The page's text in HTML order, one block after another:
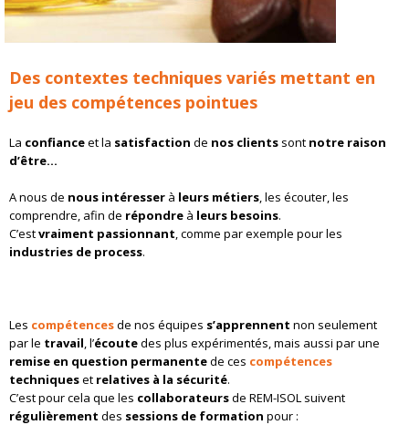
Des contextes techniques variés mettant en
jeu des compétences pointues
La confianceet la satisfaction de nos clients sont notre raison
d’être…
A nous de nous intéresser à leurs métiers, les écouter, les
comprendre, afin de répondre à leurs besoins.
C’estvraiment passionnant, comme par exemple pour les
industries de process.
Les compétencesde nos équipes s’apprennent non seulement
par le travail, l’écoutedes plus expérimentés, mais aussi par une
remise en question permanentede ces compétences
techniqueset relatives à la sécurité.
C’est pour cela que les collaborateursde REM-ISOL suivent
régulièrement des sessions de formation pour :